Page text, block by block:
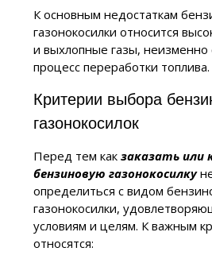
К основным недостаткам
газонокосилки относится
и выхлопные газы,
процесс переработки топлива.
Критерии выбора
газонокосилок
Перед тем как заказать или
бензиновую газонокосилку
определиться с видом
газонокосилки,
условиям и целям. К важным
относятся: